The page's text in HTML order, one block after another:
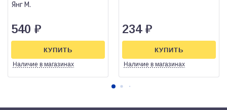
Янг М.
540 ₽
Наличие в магазинах
КУПИТЬ
234 ₽
Наличие в магазинах
КУПИТЬ